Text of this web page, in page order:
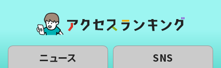
ニュース SNS